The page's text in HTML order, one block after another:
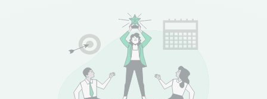
Cabinet Casellas